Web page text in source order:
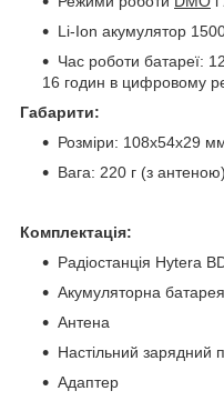
Li-Ion акумулятор
Час роботи батареї:
16 годин в цифровому
Габарити:
Розміри: 108x54x29
Вага: 220 г (з антеною)
Комплектація:
Радіостанція Hytera
Акумуляторна
Антена
Настільний зарядний
Адаптер